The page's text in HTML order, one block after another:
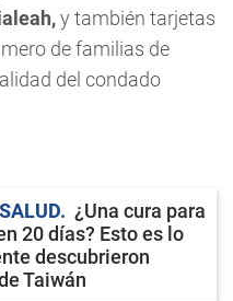
y también tarjetas
de familias de
del condado
¿Una cura para
20 días? Esto es lo
descubrieron
Taiwán